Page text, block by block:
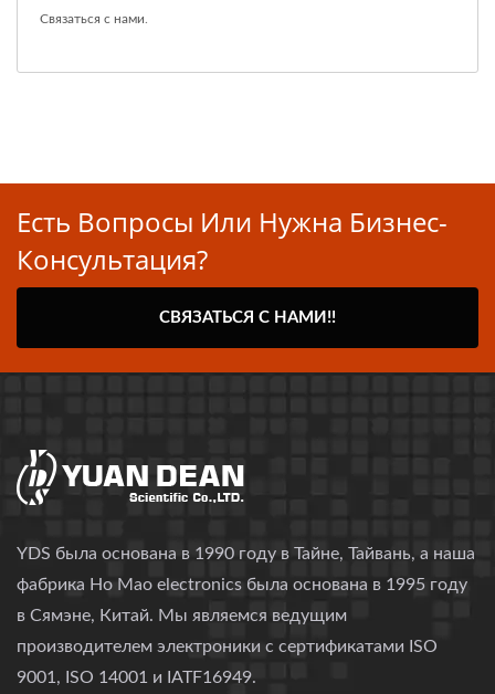
Связаться с нами
Есть Вопросы Или Нужна Бизнес-
Консультация?
СВЯЗАТЬСЯ С НАМИ!!
YDS была основана в 1990 году в Тайне, Тайвань, а наша
фабрика Ho Mao electronics была основана в 1995 году
в Сямэне, Китай. Мы являемся ведущим
производителем электроники с сертификатами ISO
9001, ISO 14001 и IATF16949.